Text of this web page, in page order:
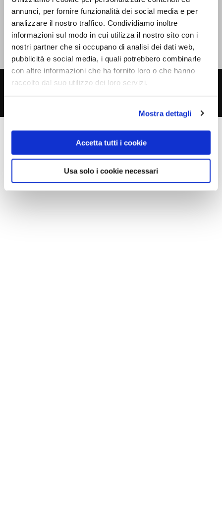
annunci, per fornire funzionalità dei social media e per
analizzare il nostro traffico. Condividiamo inoltre
informazioni sul modo in cui utilizza il nostro sito con i
nostri partner che si occupano di analisi dei dati web,
pubblicità e social media, i quali potrebbero combinarle
con altre informazioni che ha fornito loro o che hanno
raccolto dal suo utilizzo dei loro servizi.
Mostra dettagli
Accetta tutti i cookie
Usa solo i cookie necessari
Giuliano347 410 9263
Mauro347 764 1720
Copyright © 2026Bottega dell'Arte - Falegnameria a Padova